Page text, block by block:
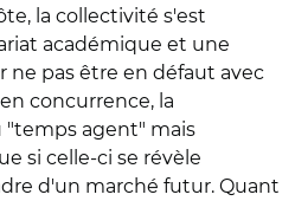
la collectivité s'est
académique et une
ne pas être en défaut avec
concurrence, la
"temps agent" mais
si celle-ci se révèle
d'un marché futur. Quant